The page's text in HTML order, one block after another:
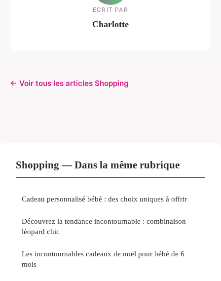
ECRIT PAR
Charlotte
← Voir tous les articles Shopping
Shopping — Dans la même rubrique
Cadeau personnalisé bébé : des choix uniques à offrir
Découvrez la tendance incontournable : combinaison
léopard chic
Les incontournables cadeaux de noël pour bébé de 6
mois